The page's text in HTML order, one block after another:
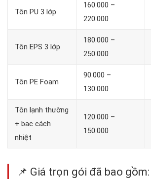
Tôn PU 3 lớp
160.000 –
220.000
Tôn EPS 3 lớp
180.000 –
250.000
Tôn PE Foam
90.000 –
130.000
Tôn lạnh thường
+ bạc cách
nhiệt
120.000 –
150.000
📌 Giá trọn gói đã bao